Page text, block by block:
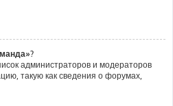
администраторов и модераторов
такую как сведения о форумах,